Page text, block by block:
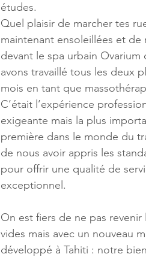
études.
Quel plaisir de marcher tes
maintenant ensoleillées et de
devant le spa urbain Ovarium
avons travaillé tous les deux
mois en tant que
C’était l’expérience
exigeante mais la plus
première dans le monde du
de nous avoir appris les
pour offrir une qualité de
exceptionnel.
On est fiers de ne pas revenir
vides mais avec un nouveau
développé à Tahiti : notre